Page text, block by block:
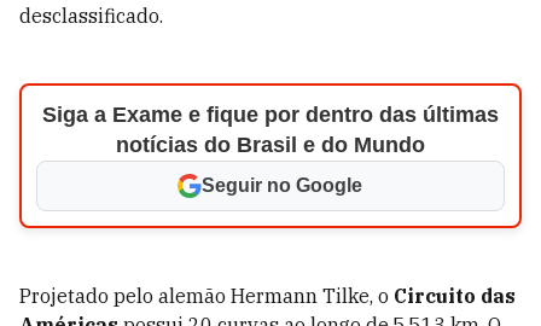
desclassificado.
Siga a Exame e fique por dentro das últimas
notícias do Brasil e do Mundo
Seguir no Google
Projetado pelo alemão Hermann Tilke, o Circuito das